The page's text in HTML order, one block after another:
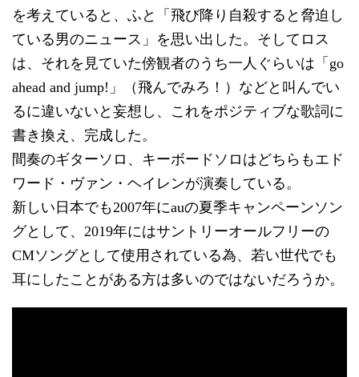
を考えていると、ふと「飛び降り自殺すると脅迫し
ている男のニュース」を思い出した。そしてロス
は、それを見ていた傍観者のうち一人ぐらいは「go
ahead and jump!」（飛んでみろ！）などと叫んでい
るに違いないと妄想し、これをポジティブな歌詞に
書き換え、完成した。
間奏のギターソロ、キーボードソロはどちらもエド
ワード・ヴァン・ヘイレンが演奏している。
新しい日本でも2007年にauの夏季キャンペーンソン
グとして、2019年にはサントリーオールフリーの
CMソングとして使用されている為、若い世代でも
耳にしたことがある方は多いのではないだろうか。